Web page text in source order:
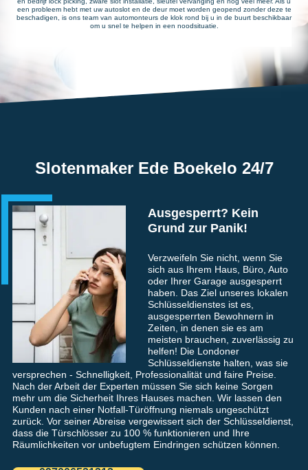
een probleem hebt met uw autoslot en de deur moet worden geopend zonder deze te
beschadigen, is ons team van automonteurs de klok rond bij u in de buurt beschikbaar
om u snel te helpen in een noodsituatie.
Slotenmaker Ede Boekelo 24/7
Ausgesperrt? Kein
Grund zur Panik!
Verzweifeln Sie nicht, wenn Sie
sich aus Ihrem Haus, Büro, Auto
oder Ihrer Garage ausgesperrt
haben. Das Ziel unseres lokalen
Schlüsseldienstes ist es,
ausgesperrten Bewohnern in
Zeiten, in denen sie es am
meisten brauchen, zuverlässig zu
helfen! Die Londoner
Schlüsseldienste halten, was sie
versprechen - Schnelligkeit, Professionalität und faire Preise.
Nach der Arbeit der Experten müssen Sie sich keine Sorgen
mehr um die Sicherheit Ihres Hauses machen. Wir lassen den
Kunden nach einer Notfall-Türöffnung niemals ungeschützt
zurück. Vor seiner Abreise vergewissert sich der Schlüsseldienst,
dass die Türschlösser zu 100 % funktionieren und Ihre
Räumlichkeiten vor unbefugtem Eindringen schützen können.